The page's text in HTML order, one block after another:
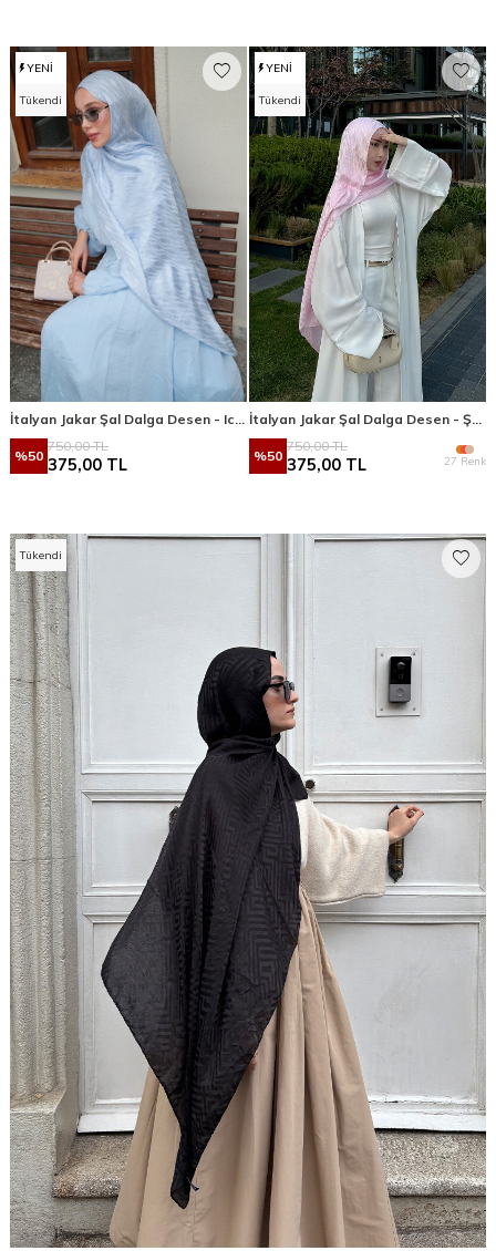
YENI
Tükendi
%50
750,00TL
375,00 TL
YENI
Tükendi
%50
750,00TL
375,00 TL 27 Renk
Tükendi